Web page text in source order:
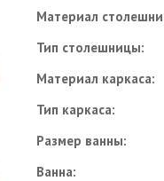
Материал
Тип столешницы:
Материал каркаса:
Тип каркаса:
Размер ванны:
Ванна: